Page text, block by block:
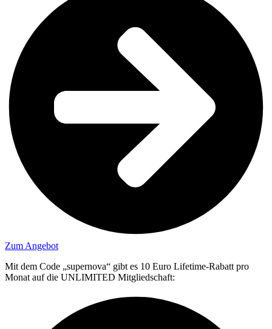
Zum Angebot
Mit dem Code „supernova“ gibt es 10 Euro Lifetime-Rabatt pro
Monat auf die UNLIMITED Mitgliedschaft: